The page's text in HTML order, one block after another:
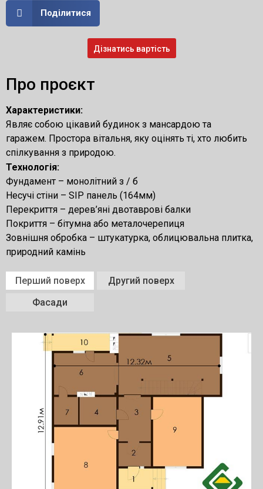
Поділитися
Дізнатись вартість
Про проєкт
Характеристики:
Являє собою цікавий будинок з мансардою та
гаражем. Простора вітальня, яку оцінять ті, хто любить
спілкування з природою.
Технологія:
Фундамент – монолітний з / б
Несучі стіни – SIP панель (164мм)
Перекриття – дерев’яні двотаврові балки
Покриття – бітумна або металочерепиця
Зовнішня обробка – штукатурка, облицювальна плитка,
природний камінь
Перший поверх
Другий поверх
Фасади